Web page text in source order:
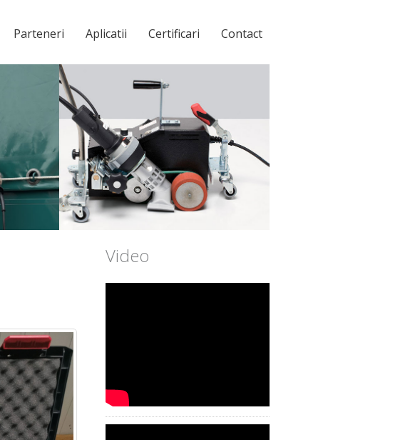
Parteneri Aplicatii Certificari Contact
Video